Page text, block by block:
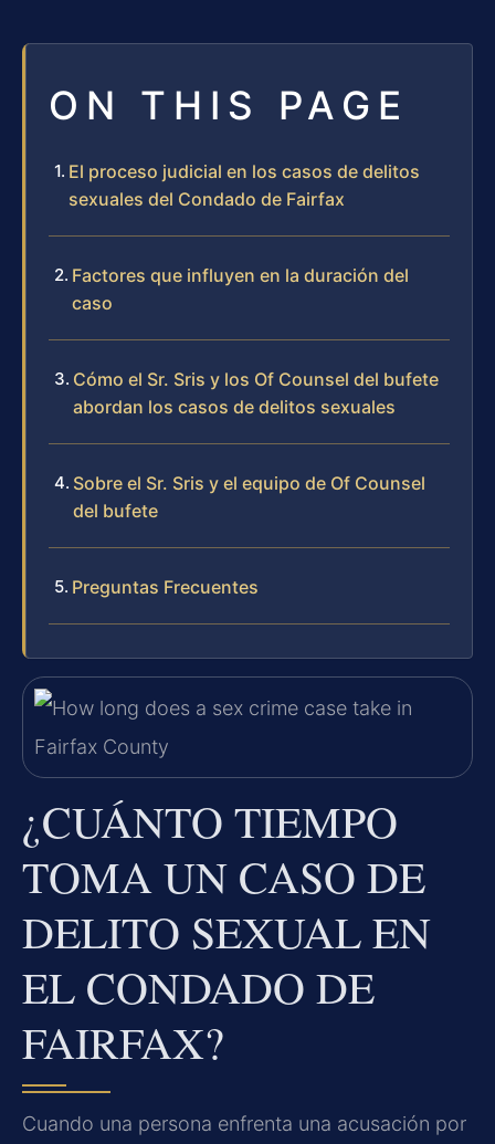
ON THIS PAGE
El proceso judicial en los casos de delitos
sexuales del Condado de Fairfax
Factores que influyen en la duración del
caso
Cómo el Sr. Sris y los Of Counsel del bufete
abordan los casos de delitos sexuales
Sobre el Sr. Sris y el equipo de Of Counsel
del bufete
Preguntas Frecuentes
¿CUÁNTO TIEMPO
TOMA UN CASO DE
DELITO SEXUAL EN
EL CONDADO DE
FAIRFAX?
Cuando una persona enfrenta una acusación por